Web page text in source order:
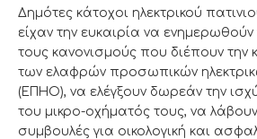
Δημότες κάτοχοι ηλεκτρικού
είχαν την ευκαιρία να ενημερωθούν
τους κανονισμούς που διέπουν την
των ελαφρών προσωπικών
(ΕΠΗΟ), να ελέγξουν δωρεάν την
του μικρο-οχήματός τους, να
συμβουλές για οικολογική και